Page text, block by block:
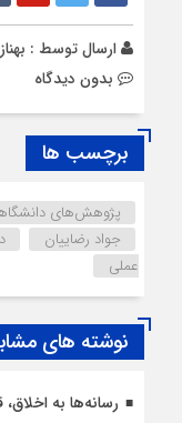
ارسال توسط :
بدون دیدگاه
برچسب ها
پژوهش‌های
جواد رضاییان
عملی
نوشته های
رسانه‌ها به اخلاق،